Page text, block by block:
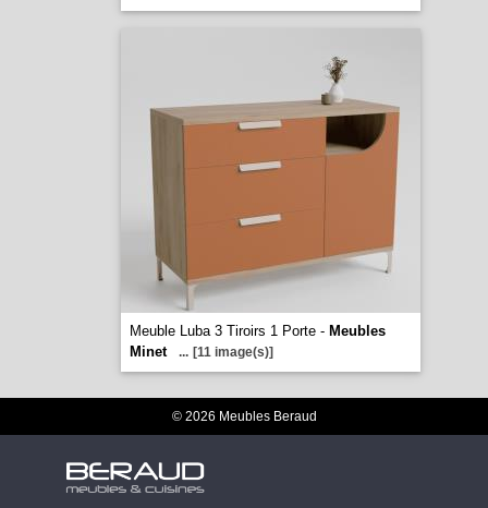
Meuble Luba 3 Tiroirs 1 Porte - Meubles
Minet
... [11 image(s)]
© 2026 Meubles Beraud